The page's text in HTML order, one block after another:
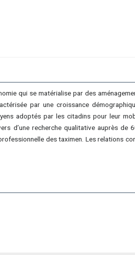
qui se matérialise par des
par une croissance
adoptés par les citadins pour leur
d’une recherche qualitative auprès
des taximen. Les relations